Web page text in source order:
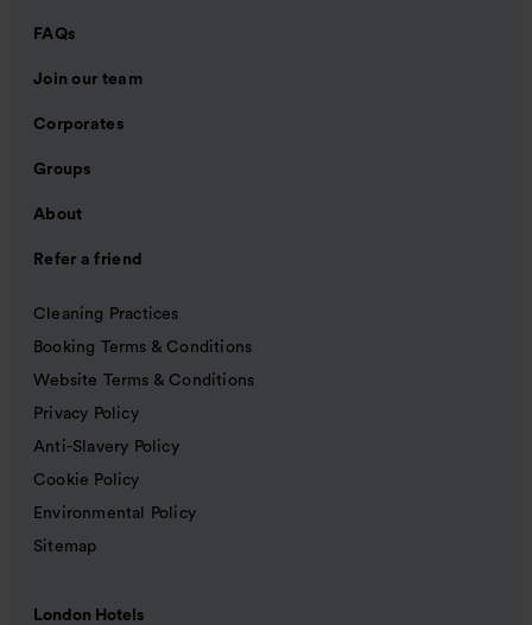
FAQs
Join our team
Corporates
Groups
About
Refer a friend
Cleaning Practices
Booking Terms & Conditions
Website Terms & Conditions
Privacy Policy
Anti-Slavery Policy
Cookie Policy
Environmental Policy
Sitemap
London Hotels